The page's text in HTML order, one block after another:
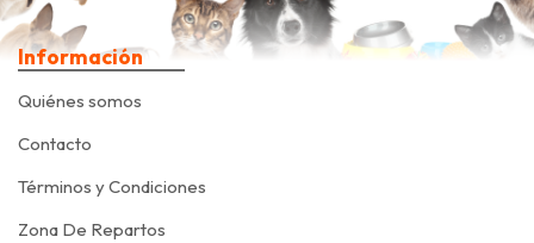
Información
Quiénes somos
Contacto
Términos y Condiciones
Zona De Repartos